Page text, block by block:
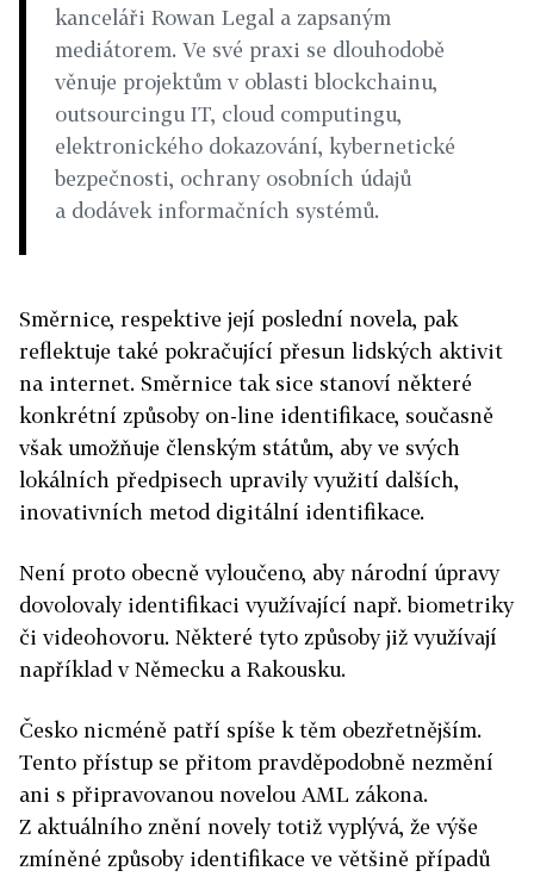
kanceláři Rowan Legal a zapsaným
mediátorem. Ve své praxi se dlouhodobě
věnuje projektům v oblasti blockchainu,
outsourcingu IT, cloud computingu,
elektronického dokazování, kybernetické
bezpečnosti, ochrany osobních údajů
a dodávek informačních systémů.
Směrnice, respektive její poslední novela, pak
reflektuje také pokračující přesun lidských aktivit
na internet. Směrnice tak sice stanoví některé
konkrétní způsoby on-line identifikace, současně
však umožňuje členským státům, aby ve svých
lokálních předpisech upravily využití dalších,
inovativních metod digitální identifikace.
Není proto obecně vyloučeno, aby národní úpravy
dovolovaly identifikaci využívající např. biometriky
či videohovoru. Některé tyto způsoby již využívají
například v Německu a Rakousku.
Česko nicméně patří spíše k těm obezřetnějším.
Tento přístup se přitom pravděpodobně nezmění
ani s připravovanou novelou AML zákona.
Z aktuálního znění novely totiž vyplývá, že výše
zmíněné způsoby identifikace ve většině případů